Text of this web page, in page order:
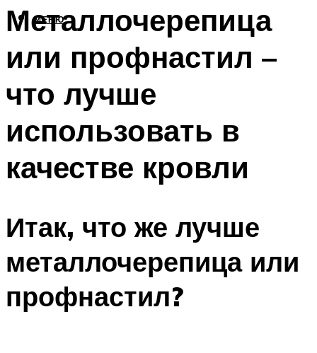
МЕНЮ
Металлочерепица
или профнастил –
что лучше
использовать в
качестве кровли
Итак, что же лучше
металлочерепица или
профнастил?